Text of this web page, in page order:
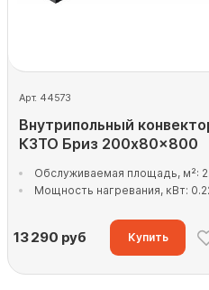
Арт. 44573
Внутрипольный
КЗТО Бриз 200x80x800
Обслуживаемая площадь, м²:
Мощность нагревания, кВт:
13 290 руб Купить